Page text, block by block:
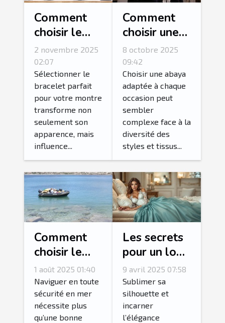
Comment
choisir le
bracelet
idéal pour
votre
montre ?
2 novembre 2025
02:07
Sélectionner le
bracelet parfait
pour votre montre
transforme non
seulement son
apparence, mais
influence...
Comment
choisir une
abaya
adaptée à
chaque
occasion ?
8 octobre 2025
09:42
Choisir une abaya
adaptée à chaque
occasion peut
sembler
complexe face à la
diversité des
styles et tissus...
Comment
choisir le
bon radeau
de survie
pour votre
équipage ?
1 août 2025 01:40
Naviguer en toute
sécurité en mer
nécessite plus
qu’une bonne
Les secrets
pour un look
glamoureux
avec des
corsets et
bustiers
9 avril 2025 07:58
Sublimer sa
silhouette et
incarner
l’élégance